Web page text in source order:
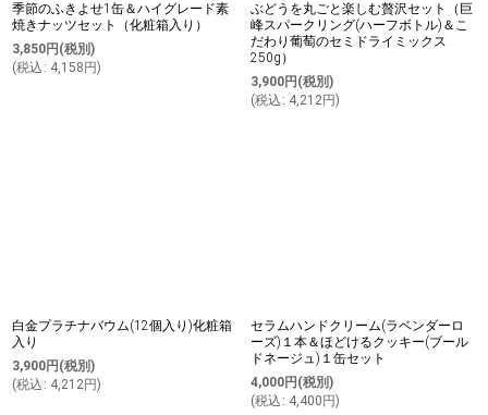
季節のふきよせ1缶＆ハイグレード素
焼きナッツセット（化粧箱入り）
3,850円 (税別)
(税込 : 4,158 円)
ぶどうを丸ごと楽しむ贅沢セット（巨
峰スパークリング(ハーフボトル)＆こ
だわり葡萄のセミドライミックス
250g）
3,900円 (税別)
(税込 : 4,212円)
白金プラチナバウム(12個入り)化粧箱
入り
3,900円 (税別)
(税込 : 4,212円)
セラムハンドクリーム(ラベンダーロ
ーズ)１本＆ほどけるクッキー(ブール
ドネージュ)１缶セット
4,000円 (税別)
(税込 : 4,400 円)